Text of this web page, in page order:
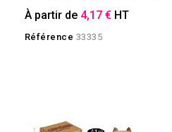
À partir de 4,17 € HT
Référence 33335